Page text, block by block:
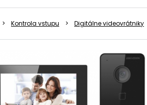
Kontrola vstupu Digitálne videovrátniky